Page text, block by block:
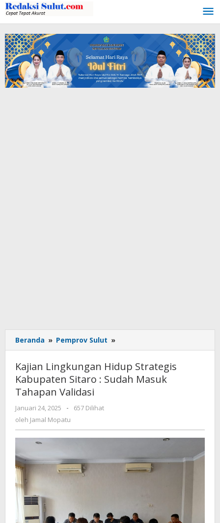
Lewati
ke
konten
Beranda » Pemprov Sulut »
Lingkungan
Hidup
Strategis
Kabupaten
Tahapan
Kajian Lingkungan Hidup Strategis
Kabupaten Sitaro : Sudah Masuk
Tahapan Validasi
Januari 24, 2025
oleh
Jamal
-
657 Dilihat
oleh Jamal Mopatu